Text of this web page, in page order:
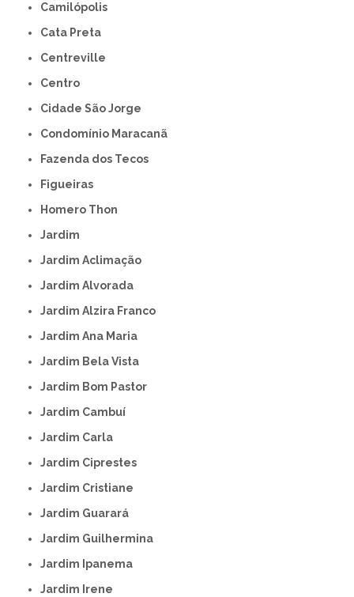
Camilópolis
Cata Preta
Centreville
Centro
Cidade São Jorge
Condomínio Maracanã
Fazenda dos Tecos
Figueiras
Homero Thon
Jardim
Jardim Aclimação
Jardim Alvorada
Jardim Alzira Franco
Jardim Ana Maria
Jardim Bela Vista
Jardim Bom Pastor
Jardim Cambuí
Jardim Carla
Jardim Ciprestes
Jardim Cristiane
Jardim Guarará
Jardim Guilhermina
Jardim Ipanema
Jardim Irene